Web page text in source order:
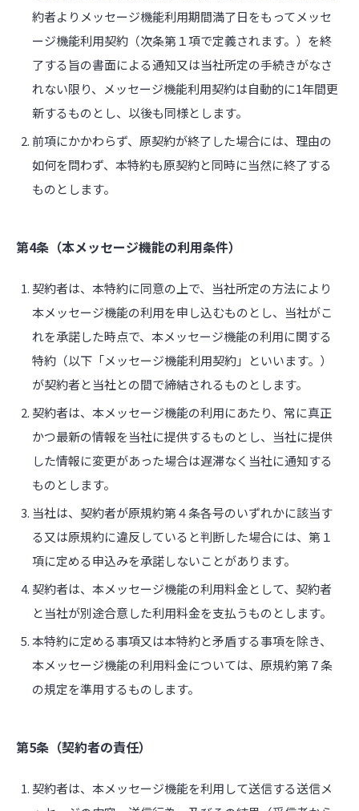
約者よりメッセージ機能利用期間満了日をもってメッセ
ージ機能利用契約（次条第１項で定義されます。）を終
了する旨の書面による通知又は当社所定の手続きがなさ
れない限り、メッセージ機能利用契約は自動的に1年間更
新するものとし、以後も同様とします。
前項にかかわらず、原契約が終了した場合には、理由の
如何を問わず、本特約も原契約と同時に当然に終了する
ものとします。
第4条（本メッセージ機能の利用条件）
契約者は、本特約に同意の上で、当社所定の方法により
本メッセージ機能の利用を申し込むものとし、当社がこ
れを承諾した時点で、本メッセージ機能の利用に関する
特約（以下「メッセージ機能利用契約」といいます。）
が契約者と当社との間で締結されるものとします。
契約者は、本メッセージ機能の利用にあたり、常に真正
かつ最新の情報を当社に提供するものとし、当社に提供
した情報に変更があった場合は遅滞なく当社に通知する
ものとします。
当社は、契約者が原規約第４条各号のいずれかに該当す
る又は原規約に違反していると判断した場合には、第１
項に定める申込みを承諾しないことがあります。
契約者は、本メッセージ機能の利用料金として、契約者
と当社が別途合意した利用料金を支払うものとします。
本特約に定める事項又は本特約と矛盾する事項を除き、
本メッセージ機能の利用料金については、原規約第７条
の規定を準用するものします。
第5条（契約者の責任）
契約者は、本メッセージ機能を利用して送信する送信メ